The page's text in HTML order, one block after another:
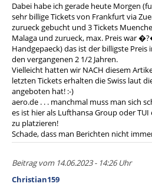
Dabei habe ich gerade heute Morgen
sehr billige Tickets von Frankfurt via
zurueck gebucht und 3 Tickets
Malaga und zurueck, max. Preis war
Handgepaeck) das ist der billigste Preis
den vergangenen 2 1/2 Jahren.
Vielleicht hatten wir NACH diesem
letzten Tickets erhalten die Swiss laut
angeboten hat! :-)
aero.de . . . manchmal muss man sich
es ist hier als Lufthansa Group oder
zu platzieren!
Schade, dass man Berichten nicht
Beitrag vom 14.06.2023 - 14:26 Uhr
Christian159